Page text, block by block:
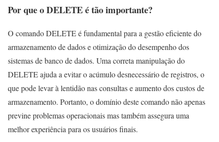
Por que o DELETE é tão importante?
O comando DELETE é fundamental para a gestão eficiente do
armazenamento de dados e otimização do desempenho dos
sistemas de banco de dados. Uma correta manipulação do
DELETE ajuda a evitar o acúmulo desnecessário de registros, o
que pode levar à lentidão nas consultas e aumento dos custos de
armazenamento. Portanto, o domínio deste comando não apenas
previne problemas operacionais mas também assegura uma
melhor experiência para os usuários finais.